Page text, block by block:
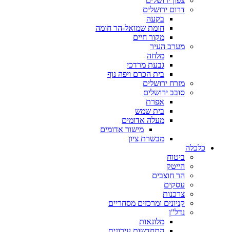
דרום ירושלים
בקעה
חומת שמואל-הר חומה
מקור חיים
מערב העיר
מלחה
גבעת מרדכי
בית הכרם ויפה נוף
מזרח ירושלים
סובב ירושלים
אפרת
בית שמש
מעלה אדומים
מישור אדומים
מבשרת ציון
כלכלה
ביטוח
הייטק
הר חוצבים
עסקים
צרכנות
קניונים ומרכזים מסחריים
נדל"ן
מלונאות